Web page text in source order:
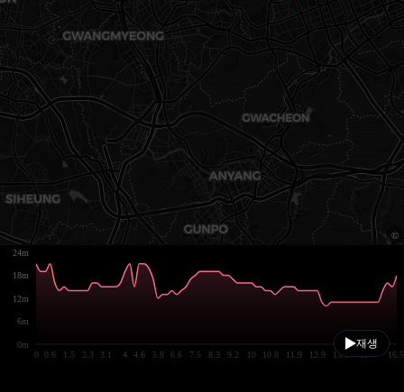
재생
0 0.6 1.5 2.3 3.1 4 4.6 5.8 6.6 7.5 8.3 9.2 10 10.8 11.9 12.9 13.9 15 16.5
0m
6m
12m
18m
24m